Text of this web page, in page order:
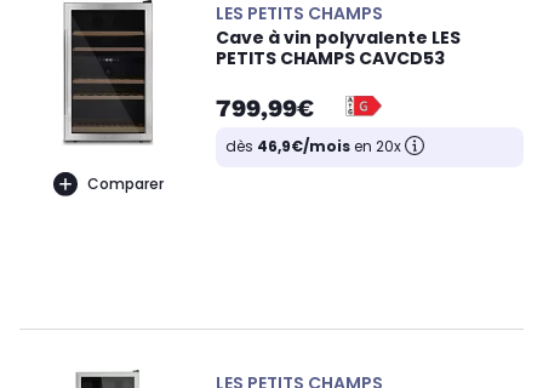
Comparer
LES PETITS CHAMPS
Cave à vin polyvalente LES
PETITS CHAMPS CAVCD53
799,99€
dès 46,9€/moisen 20x
LES PETITS CHAMPS